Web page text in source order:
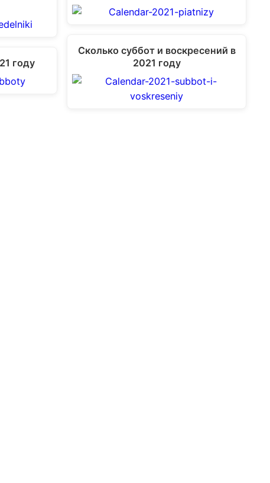
году
Сколько суббот и воскресений в
2021 году